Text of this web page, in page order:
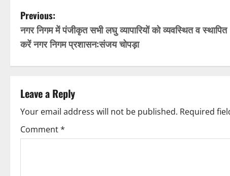
P
o
s
n
a
v
Previous:
नगर निगम में पंजीकृत सभी लघु व्यापारियों को व्यवस्थित व स्थापित
करें नगर निगम प्रशासन:संजय चोपड़ा
Leave a Reply
Your email address will not be published. Required
Comment*